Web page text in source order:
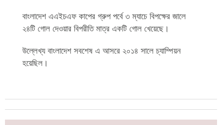
বাংলাদেশ এএইচএফ কাপের গ্রুপ পর্বে ৩ ম্যাচে বিপক্ষের জালে
২৪টি গোল দেওয়ার বিপরীতি মাত্র একটি গোল খেয়েছে।
উল্লেখ্য বাংলাদেশ সবশেষ এ আসরে ২০১৪ সালে চ্যাম্পিয়ন
হয়েছিল।